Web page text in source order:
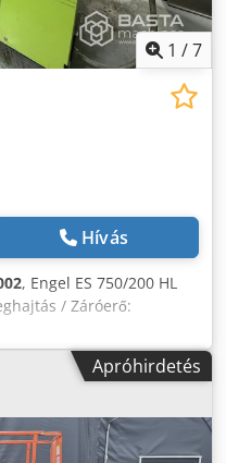
1 /7
Hívás
, Engel ES 750/200 HL
/ Záróerő:
ES 750/200 HL Gyártási
2000 kN = 200 tonna A
= 533 mm A húzókarok
Apróhirdetés